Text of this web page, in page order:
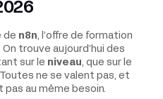
de n8n, l’offre de formation
trouve aujourd’hui des
sur le niveau , que sur le
ne se valent pas, et
au même besoin.